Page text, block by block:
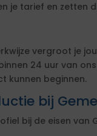
je tarief en zetten
vergroot je
24 uur van
kunnen beginnen.
bij
bij de eisen van